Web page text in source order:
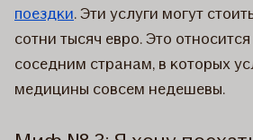
поездки. Эти услуги могут
сотни тысяч евро. Это
соседним странам, в которых
медицины совсем недешевы.